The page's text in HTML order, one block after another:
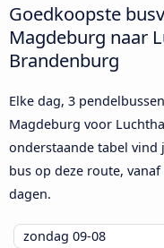
Goedkoopste
Magdeburg naar
Brandenburg
Elke dag, 3
Magdeburg voor
onderstaande tabel vind
bus op deze route, vanaf
dagen.
zondag 09-08